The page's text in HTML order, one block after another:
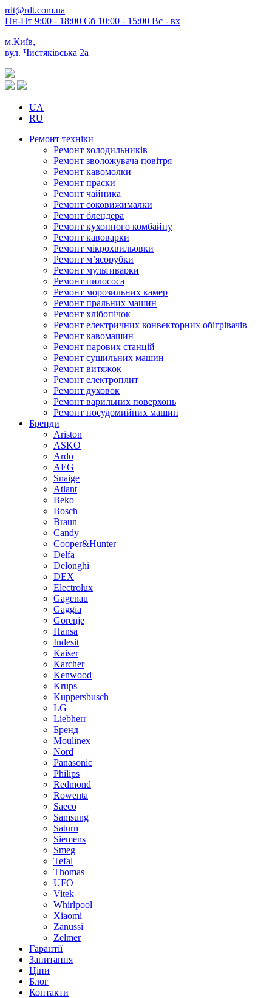
rdt@rdt.com.ua
Пн-Пт 9:00 - 18:00 Сб 10:00 - 15:00 Вс - вх
м.Київ,
вул. Чистяківська 2а
UA
RU
Ремонт техніки
Ремонт холодильників
Ремонт зволожувача повітря
Ремонт кавомолки
Ремонт праски
Ремонт чайника
Ремонт соковижималки
Ремонт блендера
Ремонт кухонного комбайну
Ремонт кавоварки
Ремонт мікрохвильовки
Ремонт м’ясорубки
Ремонт мультиварки
Ремонт пилососа
Ремонт морозильних камер
Ремонт пральних машин
Ремонт хлібопічок
Ремонт електричних конвекторних обігрівачів
Ремонт кавомашин
Ремонт парових станцій
Ремонт сушильних машин
Ремонт витяжок
Ремонт електроплит
Ремонт духовок
Ремонт варильних поверхонь
Ремонт посудомийних машин
Бренди
Ariston
ASKO
Ardo
AEG
Snaige
Atlant
Beko
Bosch
Braun
Candy
Cooper&Hunter
Delfa
Delonghi
DEX
Electrolux
Gagenau
Gaggia
Gorenje
Hansa
Indesit
Kaiser
Karcher
Kenwood
Krups
Kuppersbusch
LG
Liebherr
Бренд
Moulinex
Nord
Panasonic
Philips
Redmond
Rowenta
Saeco
Samsung
Saturn
Siemens
Smeg
Tefal
Thomas
UFO
Vitek
Whirlpool
Xiaomi
Zanussi
Zelmer
Гарантії
Запитання
Ціни
Блог
Контакти